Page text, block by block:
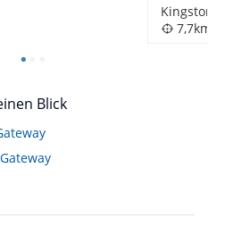
Kingston,
7,7km
Blick